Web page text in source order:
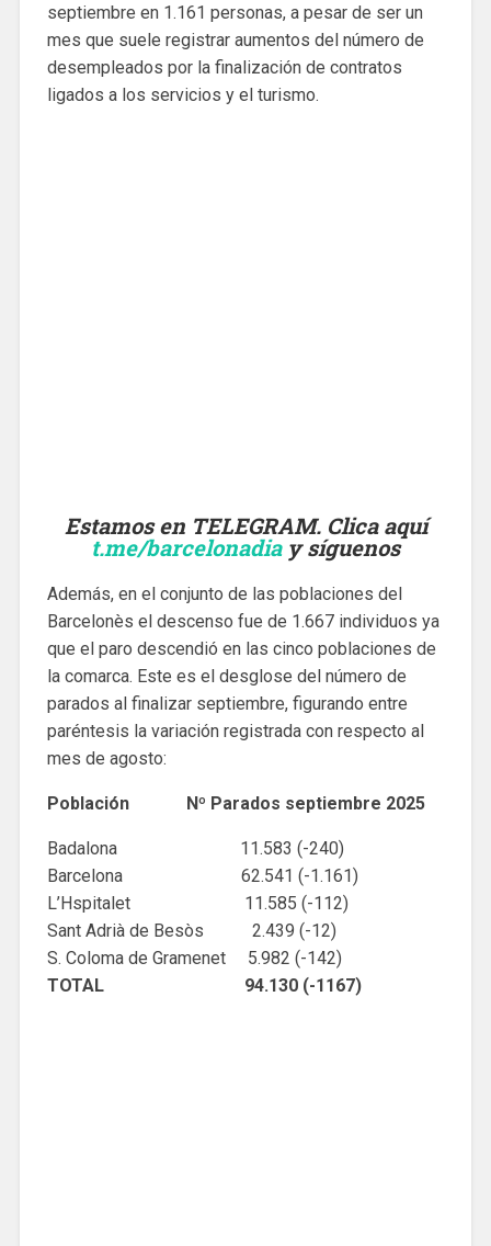
septiembre en 1.161 personas, a pesar de ser un
mes que suele registrar aumentos del número de
desempleados por la finalización de contratos
ligados a los servicios y el turismo.
Estamos en TELEGRAM. Clica aquí
t.me/barcelonadia y síguenos
Además, en el conjunto de las poblaciones del
Barcelonès el descenso fue de 1.667 individuos ya
que el paro descendió en las cinco poblaciones de
la comarca. Este es el desglose del número de
parados al finalizar septiembre, figurando entre
paréntesis la variación registrada con respecto al
mes de agosto:
Población Nº Parados septiembre 2025
Badalona 11.583 (-240)
Barcelona 62.541 (-1.161)
L’Hspitalet 11.585 (-112)
Sant Adrià de Besòs 2.439 (-12)
S. Coloma de Gramenet 5.982 (-142)
TOTAL 94.130 (-1167)